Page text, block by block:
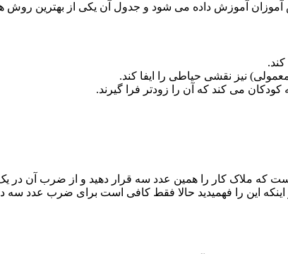
آموزش داده می شود و جدول آن یکی از بهترین
نیز نقشی حیاطی را ایفا کند.
می کند که آن را زودتر فرا گیرند.
در یک خود همان عدد می شود ، یعنی ۳*۱= ۳ ، بعد از اینکه این را فهمیدید حالا